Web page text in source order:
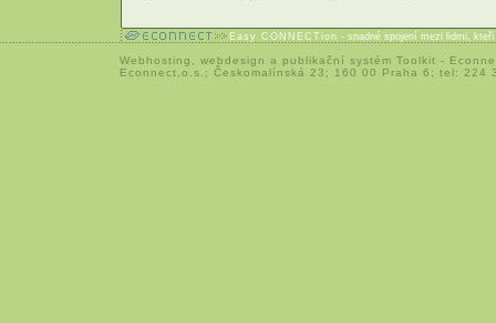
Easy CONNECTion - snadné spojení mezi lidmi,
Webhosting webdesign a publikační systém Toolkit -
Econnect,o.s.; Českomalínská 23; 160 00 Praha 6; tel: 224